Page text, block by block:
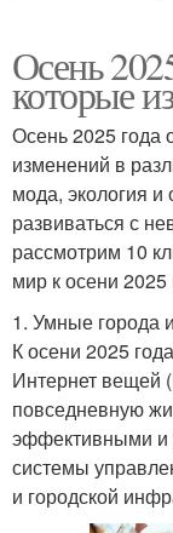
Осень
которые
Осень 2025 года
изменений в
мода, экология
развиваться с
рассмотрим 10
мир к осени 2025
1. Умные города
К осени 2025
Интернет вещей
повседневную
эффективными и
системы
и городской